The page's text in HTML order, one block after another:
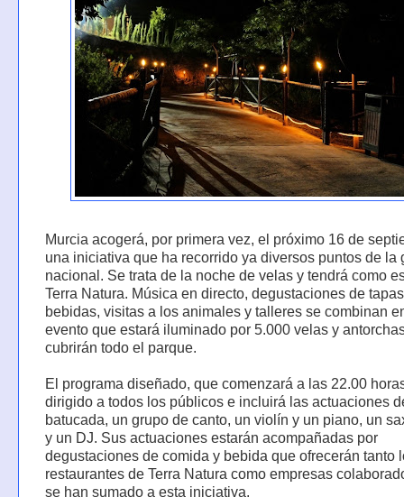
Murcia acogerá, por primera vez, el próximo 16 de
una iniciativa que ha recorrido ya diversos puntos de la
nacional. Se trata de la noche de velas y tendrá como
Terra Natura. Música en directo, degustaciones de
bebidas, visitas a los animales y talleres se combinan
evento que estará iluminado por 5.000 velas y
cubrirán todo el parque.
El programa diseñado, que comenzará a las 22.00
dirigido a todos los públicos e incluirá las actuaciones
batucada, un grupo de canto, un violín y un piano, un
y un DJ. Sus actuaciones estarán acompañadas por
degustaciones de comida y bebida que ofrecerán tanto
restaurantes de Terra Natura como empresas
se han sumado a esta iniciativa.